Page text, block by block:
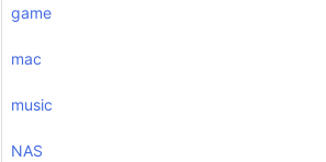
game
mac
music
NAS